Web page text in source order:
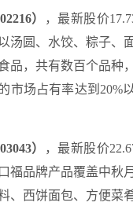
）
，最新股价
汤圆、水饺、粽子、
品，共有数百个品种
市场占有率达到20%
）
，最新股价
福品牌产品覆盖中秋
、西饼面包、方便菜